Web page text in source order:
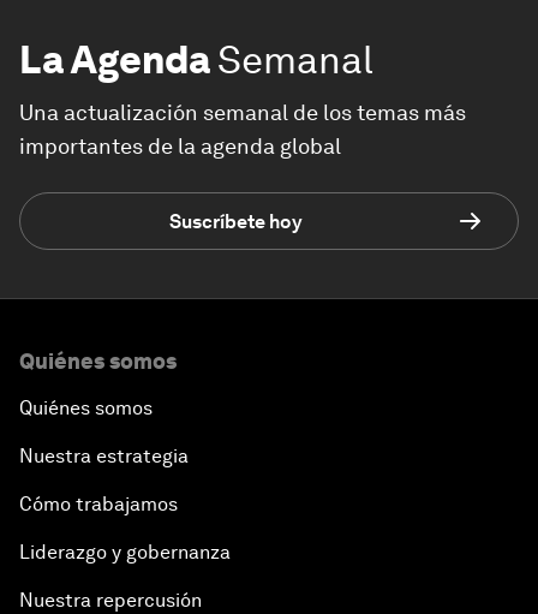
La AgendaSemanal
Una actualización semanal de los temas más
importantes de la agenda global
Suscríbete hoy
Quiénes somos
Quiénes somos
Nuestra estrategia
Cómo trabajamos
Liderazgo y gobernanza
Nuestra repercusión